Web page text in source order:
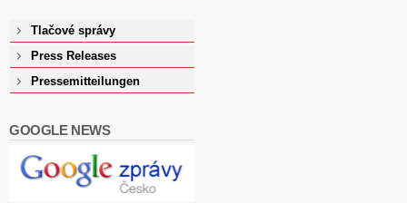
Tlačové správy
Press Releases
Pressemitteilungen
GOOGLE NEWS